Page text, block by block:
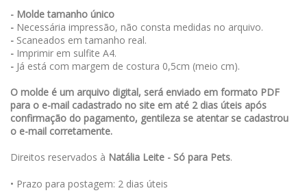
- Molde tamanho único
- Necessária impressão, não consta medidas no arquivo.
- Scaneados em tamanho real.
- Imprimir em sulfite A4.
- Já está com margem de costura 0,5cm (meio cm).
O molde é um arquivo digital, será enviado em formato PDF
para o e-mail cadastrado no site em até 2 dias úteis após
confirmação do pagamento, gentileza se atentar se cadastrou
o e-mail corretamente.
Direitos reservados à Natália Leite - Só para Pets.
• Prazo para postagem: 2 dias úteis